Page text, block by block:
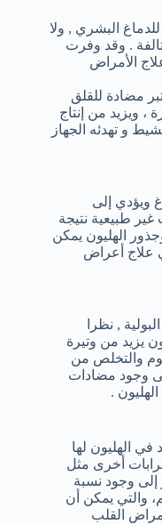
البشري , ولا
. وقد وفرت
الأمراض
مضادة للقلق
، ويزيد من إنتاج
و تهدئه الجهاز
ويؤدي إلى
طبيعية نتيجة
الهليون يمكن
علاج أعراض
, نظرا
يزيد من وتيرة
والتخلص من
وجود مضادات
في الهليون لها
أخرى مثل
إلى وجود نسبة
والتي يمكن أن
القلب